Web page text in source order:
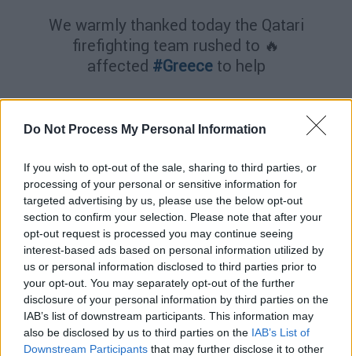
Do Not Process My Personal Information
If you wish to opt-out of the sale, sharing to third parties, or
processing of your personal or sensitive information for
targeted advertising by us, please use the below opt-out
section to confirm your selection. Please note that after your
opt-out request is processed you may continue seeing
interest-based ads based on personal information utilized by
us or personal information disclosed to third parties prior to
your opt-out. You may separately opt-out of the further
disclosure of your personal information by third parties on the
IAB’s list of downstream participants. This information may
also be disclosed by us to third parties on the IAB’s List of
Downstream Participants that may further disclose it to other
We warmly thanked today the Qatari
firefighting team rushed to 🔥
affected #Greeceto help
132 👨‍🚒 & 3 🚒 leaving 🇬🇷 after
having strongly supported ground
🙏🏻#Qatar🇶🇦 for your
#solidarity@QatarEmb_Athens
@Gr_Embassy_Doha
pic.twitter.com/1e0orjIxCn
— Civil Protection GR (@GSCP_GR)
August 13, 2021
👋🏻 Αποχαιρετισμός με ειλικρινές